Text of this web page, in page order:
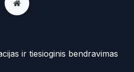
ir tiesioginis bendravimas